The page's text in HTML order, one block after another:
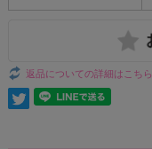
返品についての詳細はこちら